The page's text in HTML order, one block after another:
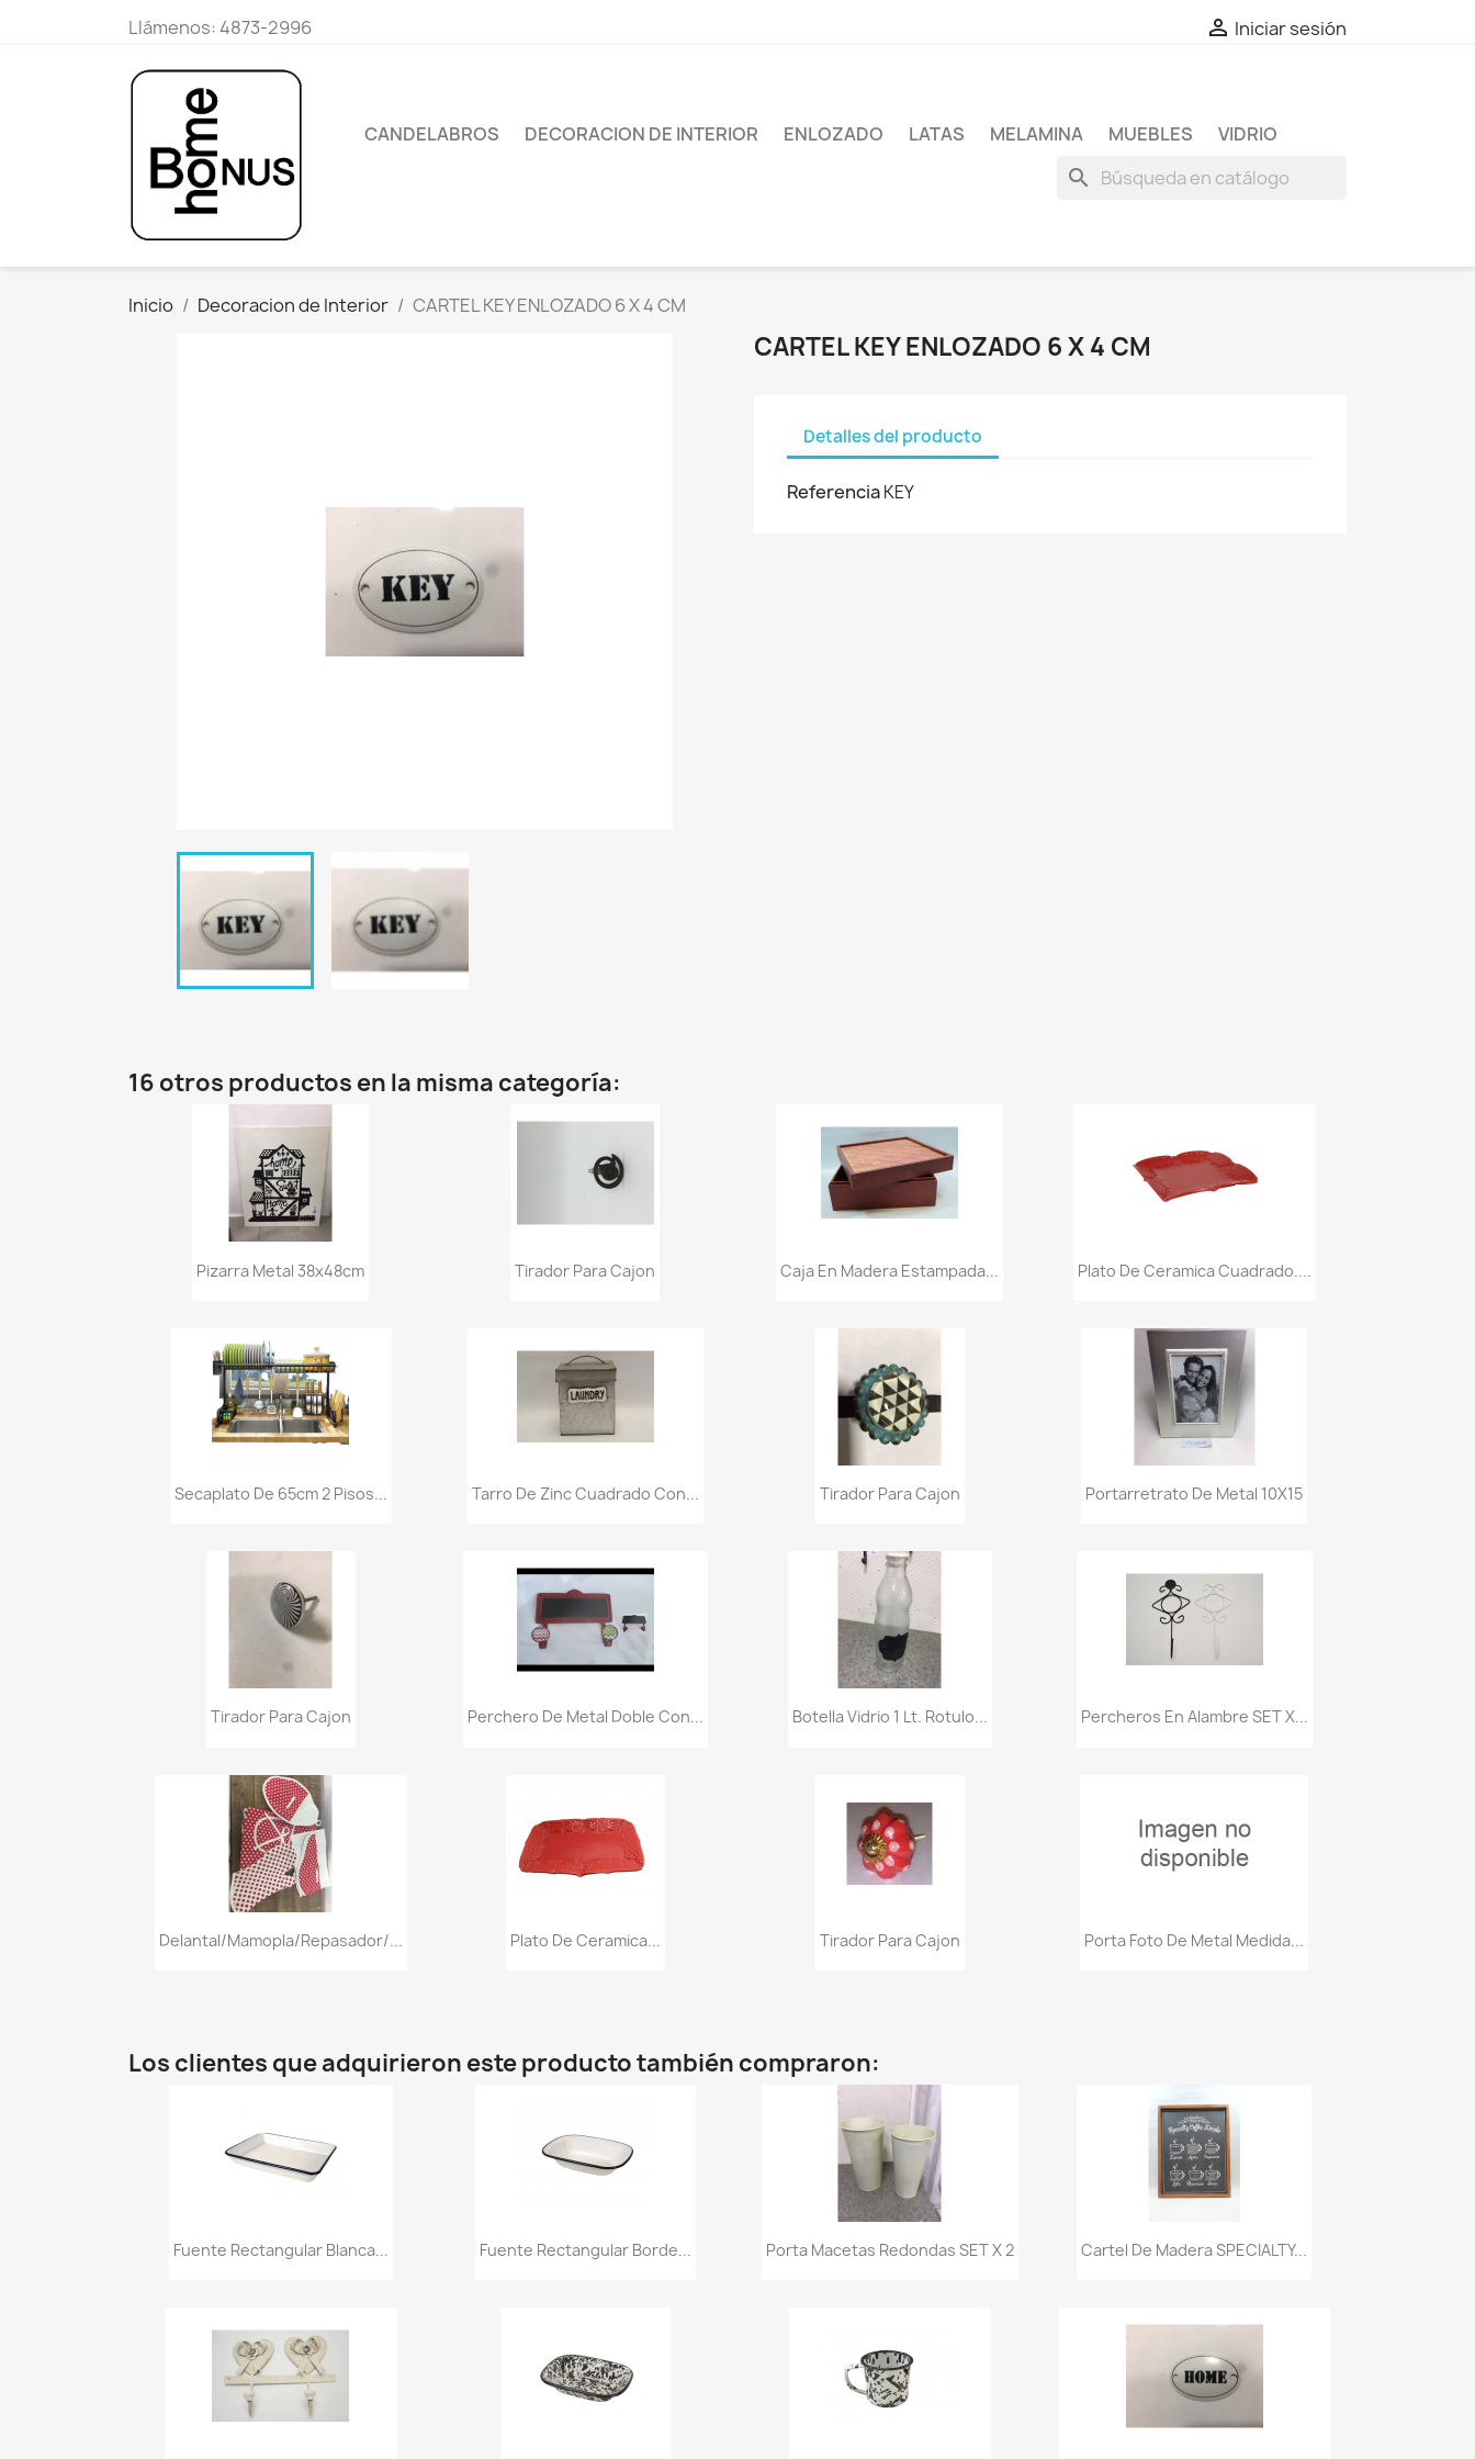
Llámenos: 4873-2996  Iniciar sesión
CANDELABROS DECORACION DE INTERIOR ENLOZADO LATAS MELAMINA MUEBLES VIDRIO
search
Inicio Decoracion de Interior CARTEL KEY ENLOZADO 6 X 4 CM
CARTEL KEY ENLOZADO 6 X 4 CM
Detalles del producto
ReferenciaKEY
16 otros productos en la misma categoría:
Vista rápida
Pizarra Metal 38x48cm Vista rápida
Tirador Para Cajon Vista rápida
Caja En Madera Estampada... Vista rápida
Plato De Ceramica Cuadrado....
Vista rápida
Secaplato De 65cm 2 Pisos... Vista rápida
Tarro De Zinc Cuadrado Con... Vista rápida
Tirador Para Cajon Vista rápida
Portarretrato De Metal 10X15
Vista rápida
Tirador Para Cajon Vista rápida
Perchero De Metal Doble Con... Vista rápida
Botella Vidrio 1 Lt. Rotulo... Vista rápida
Percheros En Alambre SET X...
Vista rápida
Delantal/mamopla/repasador/... Vista rápida
Plato De Ceramica... Vista rápida
Tirador Para Cajon Vista rápida
Porta Foto De Metal Medida...
Los clientes que adquirieron este producto también compraron:
Vista rápida
Fuente Rectangular Blanca... Vista rápida
Fuente Rectangular Borde... Vista rápida
Porta Macetas Redondas SET X 2  Vista rápida
Cartel De Madera SPECIALTY...